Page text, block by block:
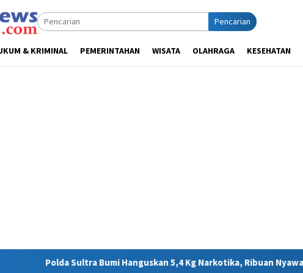
Pencarian
& KRIMINAL PEMERINTAHAN WISATA OLAHRAGA KESEHATAN
5,4 Kg Narkotika, Ribuan Nyawa Terhindar dari Bahaya